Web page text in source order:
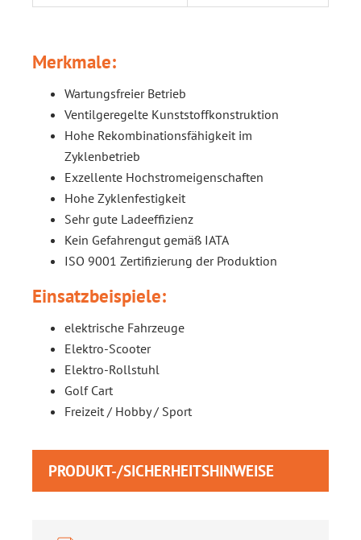
Merkmale:
Wartungsfreier Betrieb
Ventilgeregelte Kunststoffkonstruktion
Hohe Rekombinationsfähigkeit im
Zyklenbetrieb
Exzellente Hochstromeigenschaften
Hohe Zyklenfestigkeit
Sehr gute Ladeeffizienz
Kein Gefahrengut gemäß IATA
ISO 9001 Zertifizierung der Produktion
Einsatzbeispiele:
elektrische Fahrzeuge
Elektro-Scooter
Elektro-Rollstuhl
Golf Cart
Freizeit / Hobby / Sport
PRODUKT-/SICHERHEITSHINWEISE